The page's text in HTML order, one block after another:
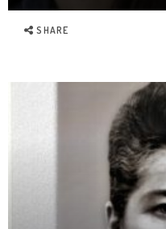
SHARE